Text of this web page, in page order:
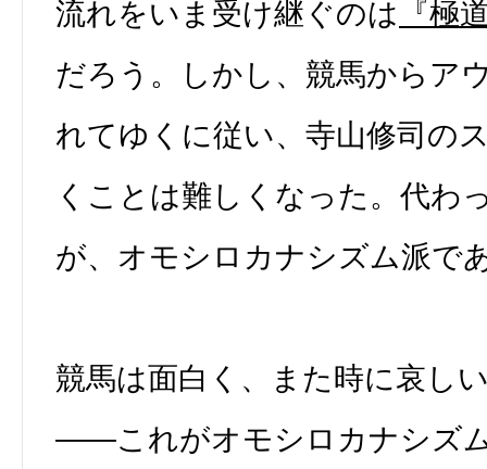
流れをいま受け継ぐのは 『極
だろう。しかし、競馬からア
れてゆくに従い、寺山修司の
くことは難しくなった。代わ
が、オモシロカナシズム派で
競馬は面白く、また時に哀し
――これがオモシロカナシズ